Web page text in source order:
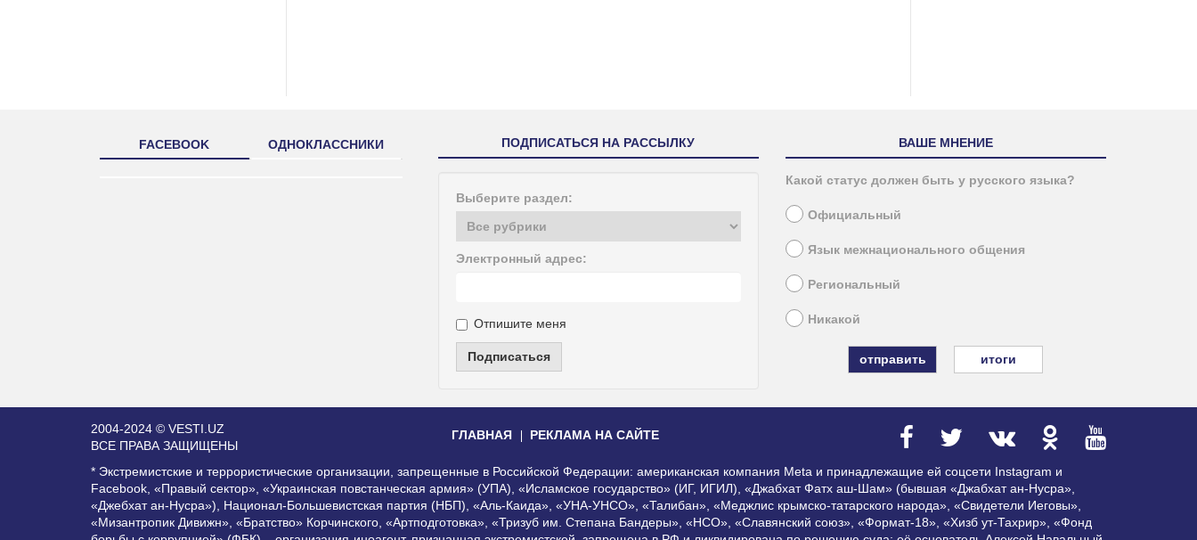
FACEBOOK ОДНОКЛАССНИКИ ПОДПИСАТЬСЯ НА РАССЫЛКУ
Выберите раздел:
Электронный адрес:
Отпишите меня
Подписаться
ВАШЕ МНЕНИЕ
Какой статус должен быть у русского языка?
Официальный
Язык межнационального общения
Региональный
Никакой
итоги
2004-2024 © VESTI.UZ
ВСЕ ПРАВА ЗАЩИЩЕНЫ
ГЛАВНАЯ РЕКЛАМА НА САЙТЕ
* Экстремистские и террористические организации, запрещенные в Российской Федерации: американская компания Meta и принадлежащие ей соцсети Instagram и
Facebook, «Правый сектор», «Украинская повстанческая армия» (УПА), «Исламское государство» (ИГ, ИГИЛ), «Джабхат Фатх аш-Шам» (бывшая «Джабхат ан-Нусра»,
«Джебхат ан-Нусра»), Национал-Большевистская партия (НБП), «Аль-Каида», «УНА-УНСО», «Талибан», «Меджлис крымско-татарского народа», «Свидетели Иеговы»,
«Мизантропик Дивижн», «Братство» Корчинского, «Артподготовка», «Тризуб им. Степана Бандеры», «НСО», «Славянский союз», «Формат-18», «Хизб ут-Тахрир», «Фонд